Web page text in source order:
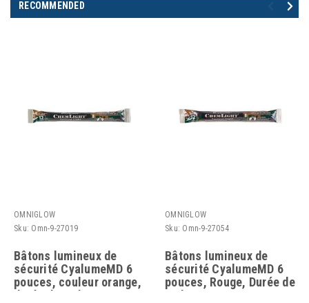
RECOMMENDED
OMNIGLOW
Sku: Omn-9-27019
Bâtons lumineux de
sécurité CyalumeMD 6
pouces, couleur orange,
durée de 12 heures
OMNIGLOW
Sku: Omn-9-27054
Bâtons lumineux de
sécurité CyalumeMD 6
pouces, Rouge, Durée de
12 heures